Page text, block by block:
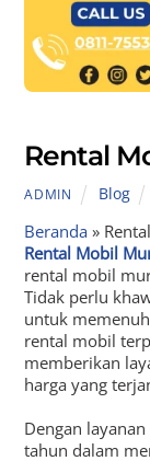
Rental
ADMIN Blog
Beranda »
Rental Mobil
rental mobil
Tidak perlu
untuk
rental mobil
memberikan
harga yang
Dengan
tahun dalam